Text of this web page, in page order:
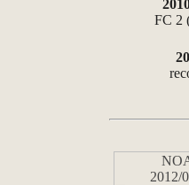
FC 2
2012/